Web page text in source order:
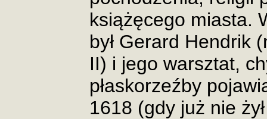
książęcego miasta.
był Gerard Hendrik
II) i jego warsztat,
płaskorzeźby
1618 (gdy już nie